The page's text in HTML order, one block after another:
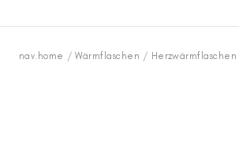
nav.home / Wärmflaschen / Herzwärmflaschen